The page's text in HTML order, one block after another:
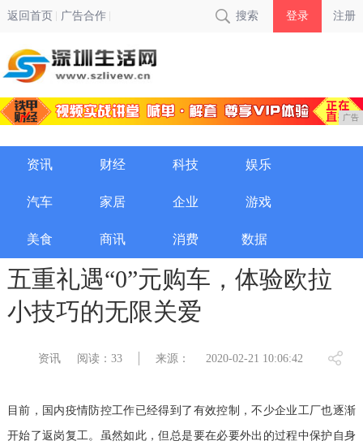
返回首页 广告合作 搜索 登录 注册
广告
资讯 财经 科技 娱乐
汽车 家居 企业 游戏
美食 商讯 消费 数据
五重礼遇“0”元购车，体验欧拉
小技巧的无限关爱
资讯 阅读：33 来源： 2020-02-21 10:06:42
目前，国内疫情防控工作已经得到了有效控制，不少企业工厂也逐渐
开始了返岗复工。虽然如此，但总是要在必要外出的过程中保护自身